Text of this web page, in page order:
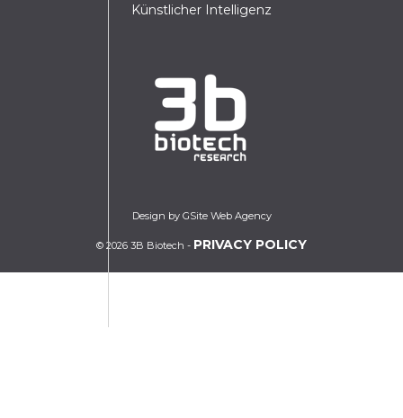
Künstlicher Intelligenz
Design by GSite Web Agency
© 2026 3B Biotech - PRIVACY POLICY